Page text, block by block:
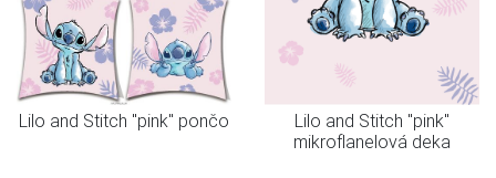
Lilo and Stitch "pink" pončo
Lilo and Stitch "pink"
mikroflanelová deka